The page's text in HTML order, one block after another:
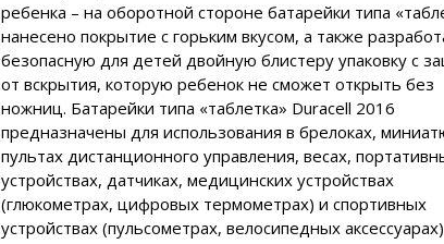
ребенка – на оборотной стороне батарейки типа
нанесено покрытие с горьким вкусом, а также
безопасную для детей двойную блистеру упаковку с
от вскрытия, которую ребенок не сможет открыть без
ножниц. Батарейки типа «таблетка» Duracell 2016
предназначены для использования в брелоках,
пультах дистанционного управления, весах,
устройствах, датчиках, медицинских устройствах
(глюкометрах, цифровых термометрах) и спортивных
устройствах (пульсометрах, велосипедных